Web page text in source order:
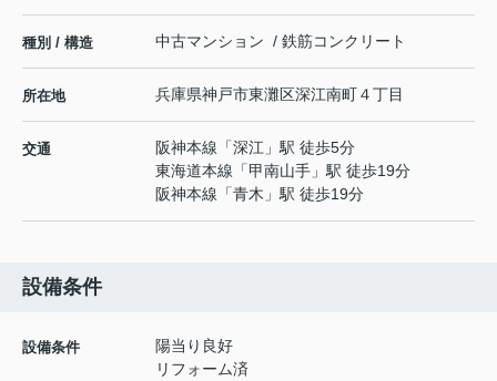
種別 / 構造 中古マンション / 鉄筋コンクリート
所在地 兵庫県神戸市東灘区深江南町４丁目
交通 阪神本線 「深江 」駅 徒歩5分
東海道本線 「甲南山手 」駅 徒歩19分
阪神本線 「青木 」駅 徒歩19分
設備条件
設備条件
陽当り良好
リフォーム済